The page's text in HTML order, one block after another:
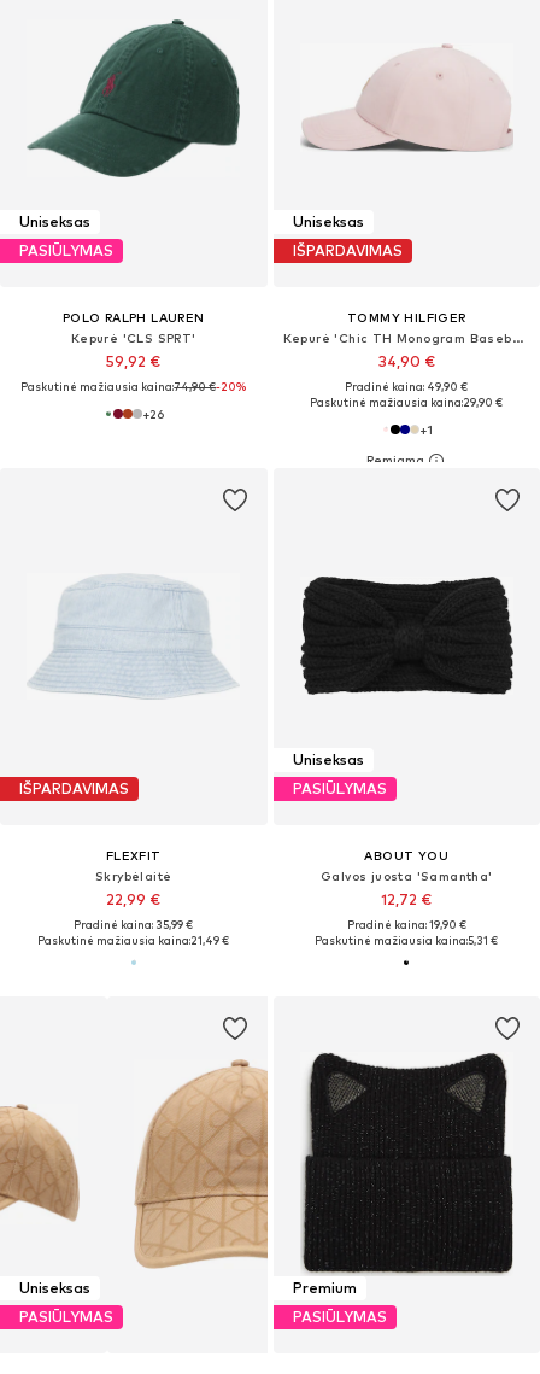
Uniseksas
PASIŪLYMAS
POLO RALPH LAUREN
Kepurė 'CLS SPRT'
59,92 €
Paskutinė mažiausia kaina:74,90 €-20%
+26
Uniseksas
IŠPARDAVIMAS
TOMMY HILFIGER
Kepurė 'Chic TH Monogram Baseball'
34,90 €
Pradinė kaina: 49,90 €
Paskutinė mažiausia kaina:29,90 €
+1
IŠPARDAVIMAS
FLEXFIT
Skrybėlaitė
22,99 €
Pradinė kaina: 35,99 €
Paskutinė mažiausia kaina:21,49 €
Uniseksas
PASIŪLYMAS
ABOUT YOU
Galvos juosta 'Samantha'
12,72 €
Pradinė kaina: 19,90 €
Paskutinė mažiausia kaina:5,31 €
Uniseksas
PASIŪLYMAS
Premium
PASIŪLYMAS